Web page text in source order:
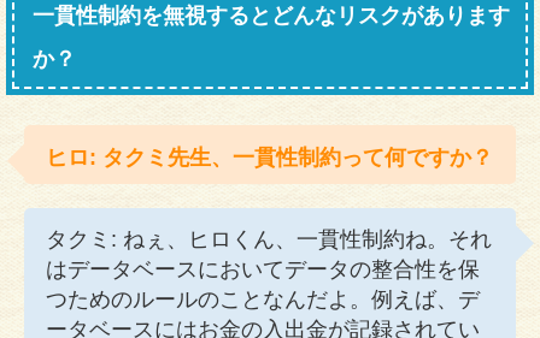
一貫性制約を無視するとどんなリスクがあります
か？
ヒロ: タクミ先生、一貫性制約って何ですか？
タクミ: ねぇ、ヒロくん、一貫性制約ね。それ
はデータベースにおいてデータの整合性を保
つためのルールのことなんだよ。例えば、デ
ータベースにはお金の入出金が記録されてい